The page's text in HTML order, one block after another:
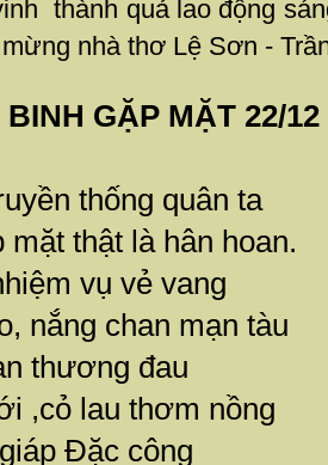
thành quả lao động
nhà thơ Lệ Sơn -
GẶP MẶT 22/12
thống quân ta
mặt thật là hân hoan.
vụ vẻ vang
nắng chan mạn tàu
thương đau
,cỏ lau thơm nồng
Đặc công